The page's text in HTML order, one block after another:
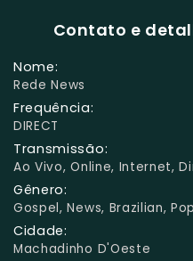
Contato e
Nome:
Rede News
Frequência:
DIRECT
Transmissão:
Ao Vivo, Online, Internet,
Gênero:
Gospel, News, Brazilian, Pop
Cidade:
Machadinho D'Oeste